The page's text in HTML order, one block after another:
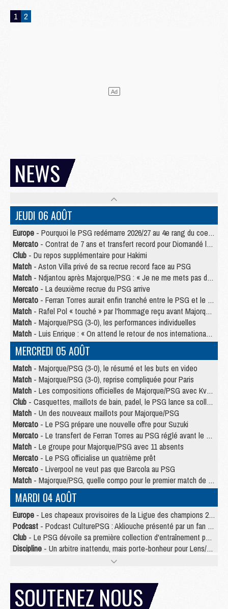
1 2
NEWS
JEUDI 06 AOÛT
Europe - Pourquoi le PSG redémarre 2026/27 au 4e rang du coefficient UEFA
Mercato - Contrat de 7 ans et transfert record pour Diomandé loin du PSG
Club - Du repos supplémentaire pour Hakimi
Match - Aston Villa privé de sa recrue record face au PSG
Match - Ndjantou après Majorque/PSG : « Je ne me mets pas de plafond »
Mercato - La deuxième recrue du PSG arrive
Mercato - Ferran Torres aurait enfin tranché entre le PSG et le Barça
Match - Rafel Pol « touché » par l'hommage reçu avant Majorque/PSG
Match - Majorque/PSG (3-0), les performances individuelles
Match - Luis Enrique : « On attend le retour de nos internationaux »
MERCREDI 05 AOÛT
Match - Majorque/PSG (3-0), le résumé et les buts en video
Match - Majorque/PSG (3-0), reprise compliquée pour Paris
Match - Les compositions officielles de Majorque/PSG avec Kvara et de nombreux jeunes
Club - Casquettes, maillots de bain, padel, le PSG lance sa collection été
Match - Un des nouveaux maillots pour Majorque/PSG
Mercato - Le PSG prépare une nouvelle offre pour Suzuki
Mercato - Le transfert de Ferran Torres au PSG réglé avant le 12 août ?
Match - Le groupe pour Majorque/PSG avec 11 absents
Mercato - Le PSG officialise un quatrième prêt
Mercato - Liverpool ne veut pas que Barcola au PSG
Match - Majorque/PSG, quelle compo pour le premier match de la saison 2026/27 ?
MARDI 04 AOÛT
Europe - Les chapeaux provisoires de la Ligue des champions 2026/27
Podcast - Podcast CulturePSG : Akliouche présenté par un fan de Monaco
Club - Le PSG dévoile sa première collection d'entraînement pour 2026/2027
Discipline - Un arbitre inattendu, mais porte-bonheur pour Lens/PSG
- Majorque/PSG, sur quelle chaine et à quelle heure regarder le match ?
Mercato- Le tableau mercato du PSG (été 2026)
Mercato- L'Ajax refuse la première offre du PSG pour Godts
Mercato- Le PSG veut accélérer, Ferran Torres temporise
SOUTENEZ NOUS